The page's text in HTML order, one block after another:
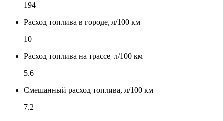
194
Расход топлива в городе, л/100 км
10
Расход топлива на трассе, л/100 км
5.6
Смешанный расход топлива, л/100 км
7.2